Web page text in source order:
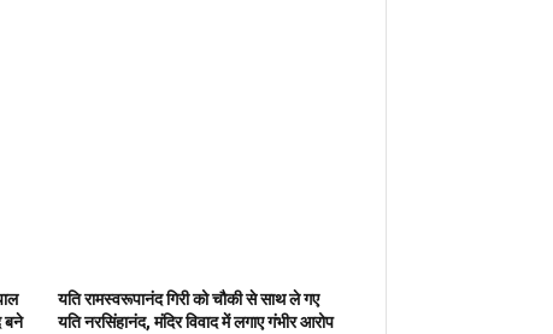
बने
यति रामस्वरूपानंद गिरी को चौकी से साथ ले गए
यति नरसिंहानंद, मंदिर विवाद में लगाए गंभीर आरोप